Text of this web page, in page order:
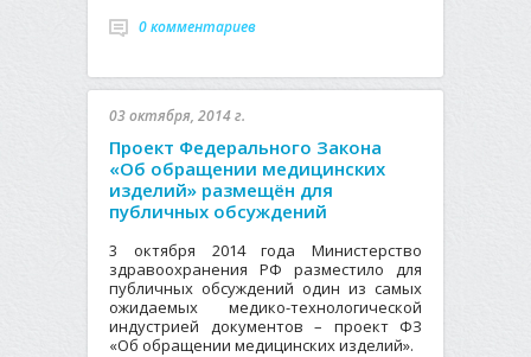
0 комментариев
03 октября, 2014 г.
Проект Федерального Закона
«Об обращении медицинских
изделий» размещён для
публичных обсуждений
3 октября 2014 года Министерство
здравоохранения РФ разместило для
публичных обсуждений один из самых
ожидаемых медико-технологической
индустрией документов – проект ФЗ
«Об обращении медицинских изделий».